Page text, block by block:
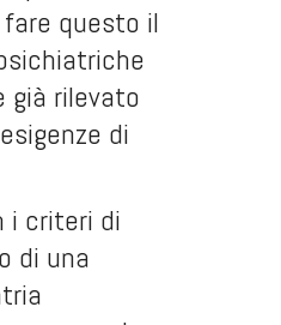
questo il
già rilevato
di
i criteri di
di una